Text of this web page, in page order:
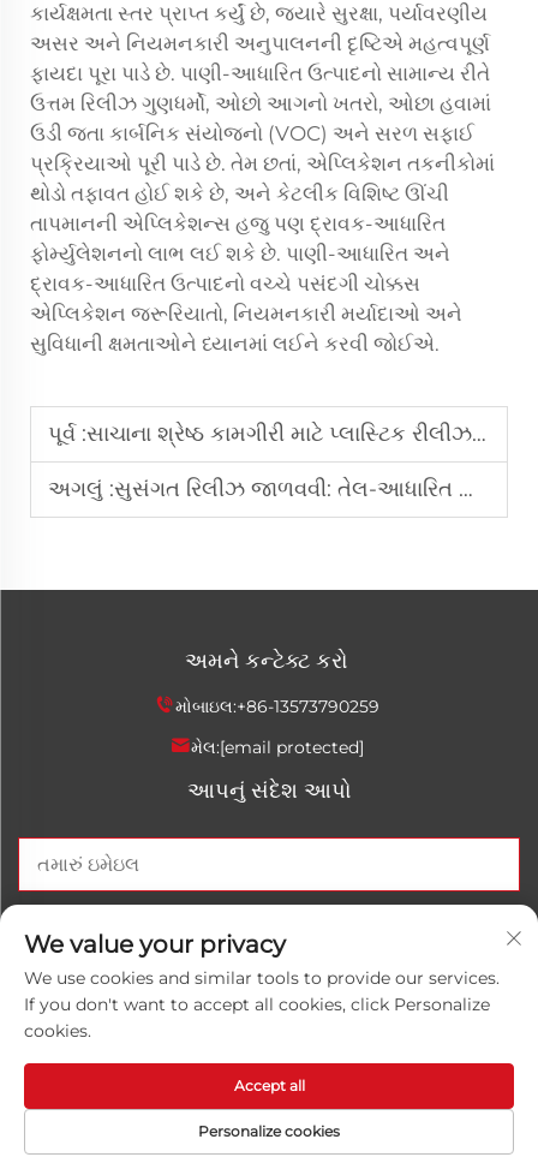
કાર્યક્ષમતા સ્તર પ્રાપ્ત કર્યું છે, જ્યારે સુરક્ષા, પર્યાવરણીય
અસર અને નિયમનકારી અનુપાલનની દૃષ્ટિએ મહત્વપૂર્ણ
ફાયદા પૂરા પાડે છે. પાણી-આધારિત ઉત્પાદનો સામાન્ય રીતે
ઉત્તમ રિલીઝ ગુણધર્મો, ઓછો આગનો ખતરો, ઓછા હવામાં
ઉડી જતા કાર્બનિક સંયોજનો (VOC) અને સરળ સફાઈ
પ્રક્રિયાઓ પૂરી પાડે છે. તેમ છતાં, એપ્લિકેશન તકનીકોમાં
થોડો તફાવત હોઈ શકે છે, અને કેટલીક વિશિષ્ટ ઊંચી
તાપમાનની એપ્લિકેશન્સ હજુ પણ દ્રાવક-આધારિત
ફોર્મ્યુલેશનનો લાભ લઈ શકે છે. પાણી-આધારિત અને
દ્રાવક-આધારિત ઉત્પાદનો વચ્ચે પસંદગી ચોક્કસ
એપ્લિકેશન જરૂરિયાતો, નિયમનકારી મર્યાદાઓ અને
સુવિધાની ક્ષમતાઓને ધ્યાનમાં લઈને કરવી જોઈએ.
પૂર્વ :સાચાના શ્રેષ્ઠ કામગીરી માટે પ્લાસ્ટિક રીલીઝ એજન્ટનો ઉપયોગ કેવી રીતે કરવો?
અગલું :સુસંગત રિલીઝ જાળવવી: તેલ-આધારિત એજન્ટ્સનો સંગ્રહ અને હેન્ડલિંગ
અમને કન્ટેક્ટ કરો
મોબાઇલ:+86-13573790259
મેલ:[email protected]
આપનું સંદેશ આપો
હવે મોકલો
બધા અધિકાર સુરક્ષિત.
પ્રાઇવેસી પોલિસી
We value your privacy
We use cookies and similar tools to provide our services.
If you don't want to accept all cookies, click Personalize
cookies.
Personalize cookies
Accept all